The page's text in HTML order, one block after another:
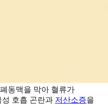
동맥을 막아 혈류가
호흡 곤란과 저산소증을